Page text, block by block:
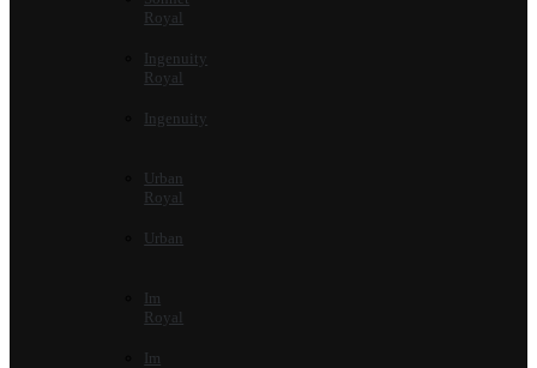
Royal
Ingenuity
Royal
Ingenuity
Urban
Royal
Urban
Im
Royal
Im